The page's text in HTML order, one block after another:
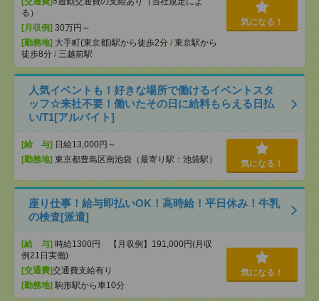
る）
[月収例] 30万円～
[勤務地] 大手町(東京都)駅から徒歩2分 / 東京駅から
徒歩8分 / 三越前駅
気になる！
人気イベントも！好きな場所で働けるイベントスタ
ッフ☆来社不要！働いたその日に給料もらえる日払
い/T1[アルバイト]
[給 与] 日給13,000円～
[勤務地] 東京都豊島区南池袋（最寄り駅：池袋駅） 気になる！
座り仕事！給与即払いOK！高時給！平日休み！牛乳
の検査[派遣]
[給 与] 時給1300円 【月収例】191,000円(月収
例21日実働)
[交通費]交通費支給有り
[勤務地] 駒形駅から車10分
気になる！